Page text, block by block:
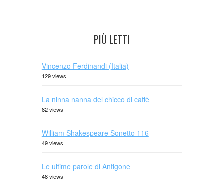
PIÙ LETTI
Vincenzo Ferdinandi (Italia)
129 views
La ninna nanna del chicco di caffè
82 views
William Shakespeare Sonetto 116
49 views
Le ultime parole di Antigone
48 views